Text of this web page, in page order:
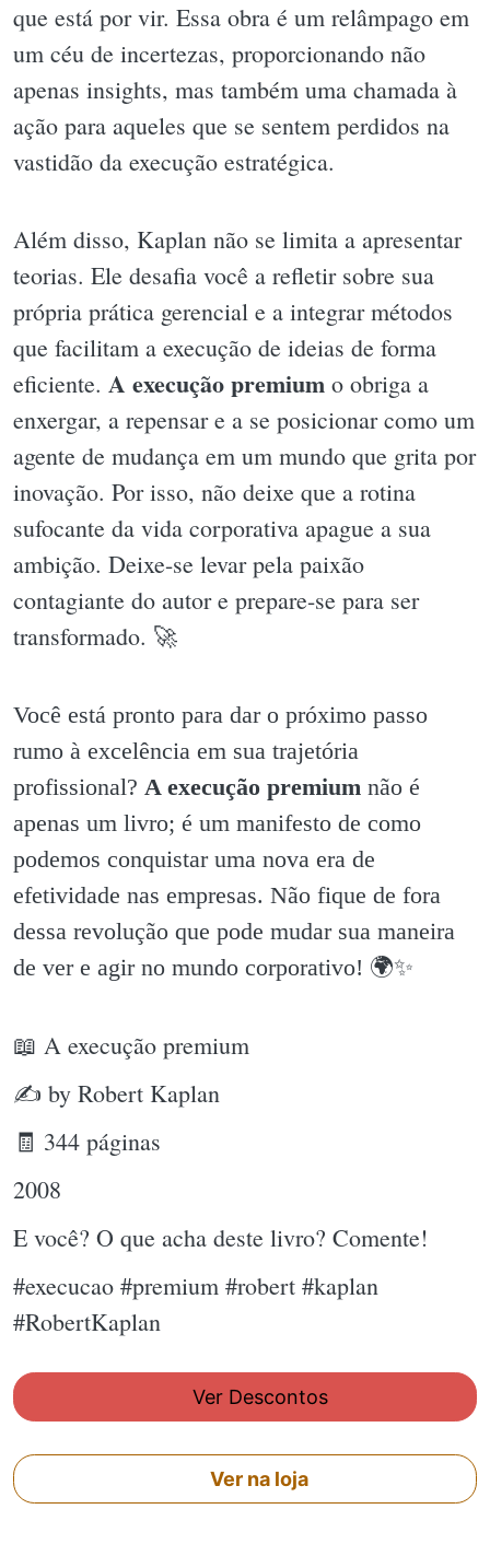
que está por vir. Essa obra é um relâmpago em
um céu de incertezas, proporcionando não
apenas insights, mas também uma chamada à
ação para aqueles que se sentem perdidos na
vastidão da execução estratégica.
Além disso, Kaplan não se limita a apresentar
teorias. Ele desafia você a refletir sobre sua
própria prática gerencial e a integrar métodos
que facilitam a execução de ideias de forma
eficiente. A execução premium o obriga a
enxergar, a repensar e a se posicionar como um
agente de mudança em um mundo que grita por
inovação. Por isso, não deixe que a rotina
sufocante da vida corporativa apague a sua
ambição. Deixe-se levar pela paixão
contagiante do autor e prepare-se para ser
transformado. 🚀
Você está pronto para dar o próximo passo
rumo à excelência em sua trajetória
profissional? A execução premium não é
apenas um livro; é um manifesto de como
podemos conquistar uma nova era de
efetividade nas empresas. Não fique de fora
dessa revolução que pode mudar sua maneira
de ver e agir no mundo corporativo! 🌍✨️
📖 A execução premium
✍ by Robert Kaplan
🧾 344 páginas
2008
E você? O que acha deste livro? Comente!
#execucao #premium #robert #kaplan
#RobertKaplan
Ver Descontos
Ver na loja